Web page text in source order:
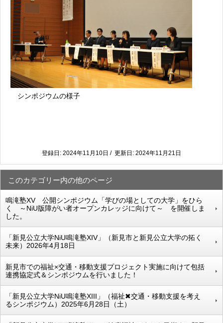
シンポジウムの様子
登録日: 2024年11月10日 / 更新日: 2024年11月21日
このカテゴリー内の他のページ
鳴滝塾XV 公開シンポジウム「学びの場としての大学」をひら
く ～NiU版障がい者オープンカレッジに向けて～ を開催しま
した。
「新見公立大学NiU鳴滝塾XIV」（新見市と新見公立大学の拓く
未来）2026年4月18日
新見市での福祉×交通・移動支援プロジェクト実施に向けて包括
連携協定式＆シンポジウムを行いました！
「新見公立大学NiU鳴滝塾XIII」（福祉✖交通・移動支援を考え
るシンポジウム）2025年6月28日（土）